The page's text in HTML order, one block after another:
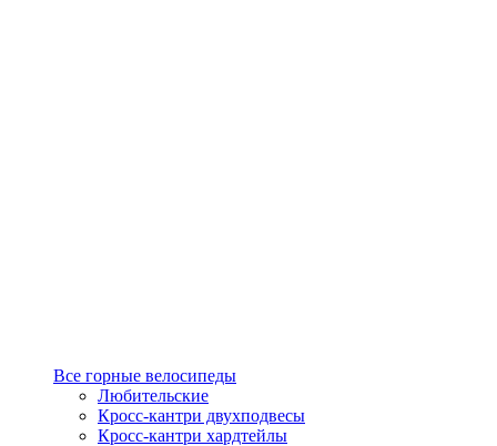
Все горные велосипеды
Любительские
Кросс-кантри двухподвесы
Кросс-кантри хардтейлы